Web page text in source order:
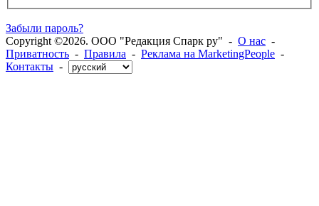
Забыли пароль?
Copyright ©2026. ООО "Редакция Спарк ру" - О нас -
Приватность - Правила - Реклама на MarketingPeople -
Контакты -